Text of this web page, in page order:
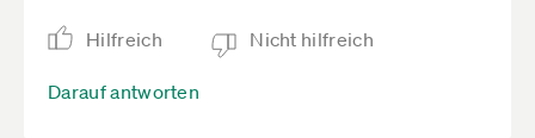
Glaubens, seiner religiösen oder politischen
Anschauungen benachteiligt oder bevorzugt
werden. Niemand darf wegen seiner Behinderung
Hilfreich Nicht hilfreich
Darauf antworten